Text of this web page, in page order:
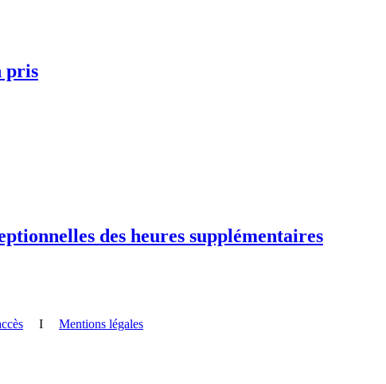
pris
des heures supplémentaires
I Mentions légales